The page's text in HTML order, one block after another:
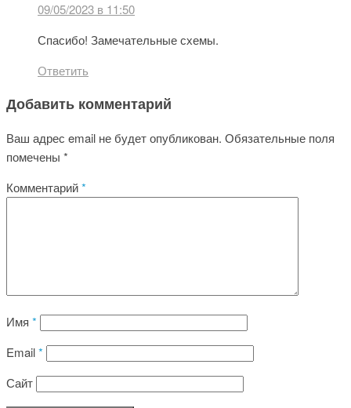
09/05/2023 в 11:50
Спасибо! Замечательные схемы.
Ответить
Добавить комментарий
Ваш адрес email не будет опубликован. Обязательные поля
помечены *
Комментарий*
Имя *
Email*
Сайт